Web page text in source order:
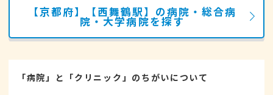
【京都府】【西舞鶴駅】の病院・総合病
院・大学病院を探す
「病院」と「クリニック」のちがいについて